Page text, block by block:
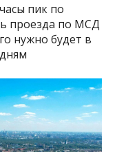
пик по
проезда по МСД
нужно будет в